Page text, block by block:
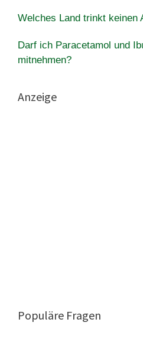
Welches Land trinkt keinen
Darf ich Paracetamol und
mitnehmen?
Anzeige
Populäre Fragen